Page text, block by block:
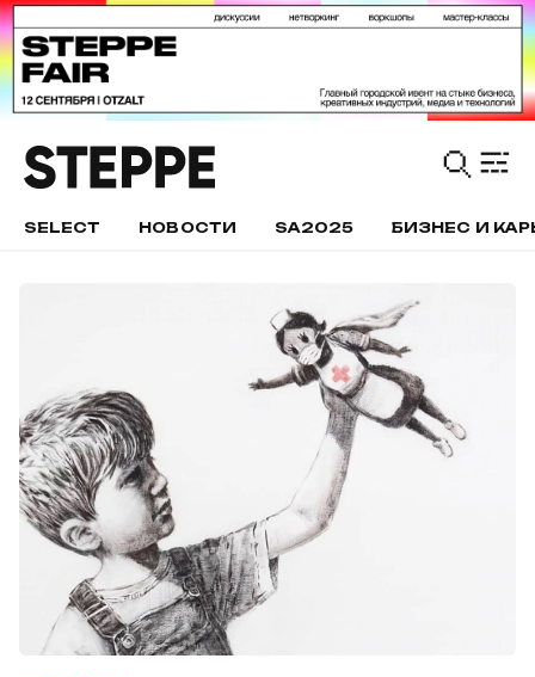
SELECT НОВОСТИ SA2025 БИЗНЕС И